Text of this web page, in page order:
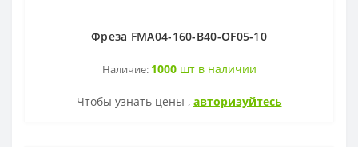
Фреза FMA04-160-B40-OF05-10
Наличие: 1000шт в наличии
Чтобы узнать цены , авторизуйтесь